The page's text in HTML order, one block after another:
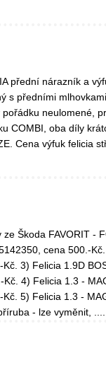
přední nárazník a
s předními
neulomené,
COMBI, oba díly
Cena výfuk felicia
Škoda FAVORIT -
cena 500.-
3) Felicia 1.9D
4) Felicia 1.3 -
5) Felicia 1.3 -
- lze vyměnit, ....